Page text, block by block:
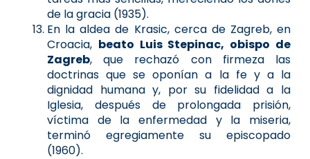
de la gracia (1935).
En la aldea de Krasic, cerca de Zagreb, en
Croacia, beato Luis Stepinac, obispo de
Zagreb, que rechazó con firmeza las
doctrinas que se oponían a la fe y a la
dignidad humana y, por su fidelidad a la
Iglesia, después de prolongada prisión,
víctima de la enfermedad y la miseria,
terminó egregiamente su episcopado
(1960).